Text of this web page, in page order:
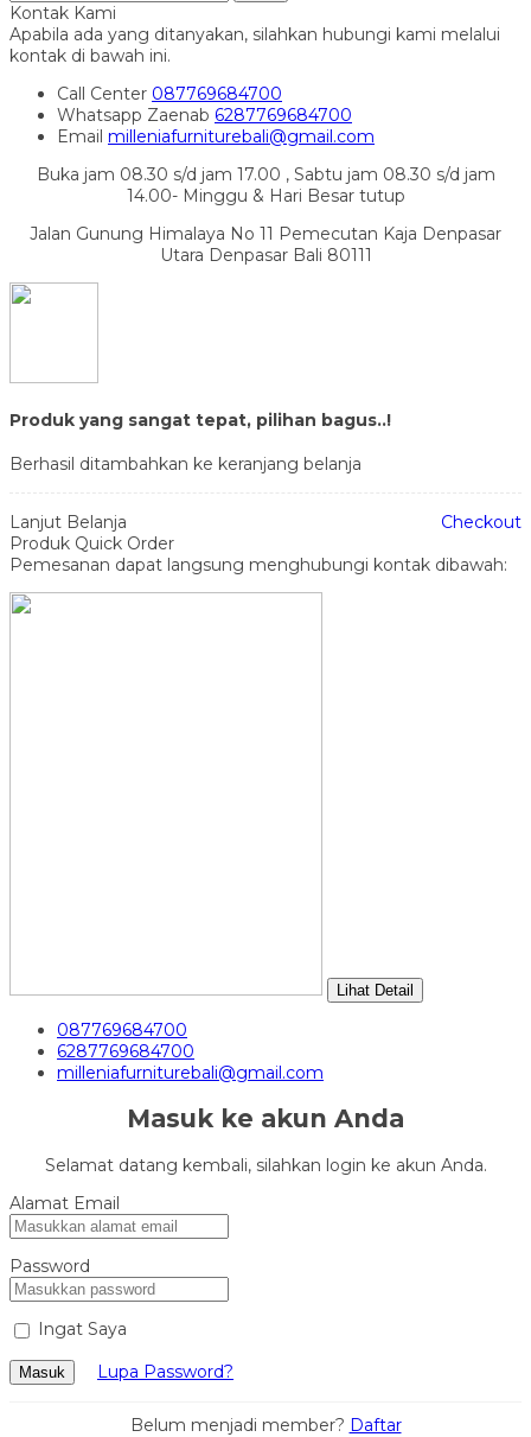
Kontak Kami
Apabila ada yang ditanyakan, silahkan hubungi kami melalui
kontak di bawah ini.
Call Center 087769684700
Whatsapp Zaenab 6287769684700
Email milleniafurniturebali@gmail.com
Buka jam 08.30 s/d jam 17.00 , Sabtu jam 08.30 s/d jam
14.00- Minggu & Hari Besar tutup
Jalan Gunung Himalaya No 11 Pemecutan Kaja Denpasar
Utara Denpasar Bali 80111
Produk yang sangat tepat, pilihan bagus..!
Berhasil ditambahkan ke keranjang belanja
Lanjut Belanja
Checkout
Produk Quick Order
Pemesanan dapat langsung menghubungi kontak dibawah:
Lihat Detail
087769684700
6287769684700
milleniafurniturebali@gmail.com
Masuk ke akun Anda
Selamat datang kembali, silahkan login ke akun Anda.
Alamat Email
Password
Ingat Saya
Masuk Lupa Password?
Belum menjadi member? Daftar